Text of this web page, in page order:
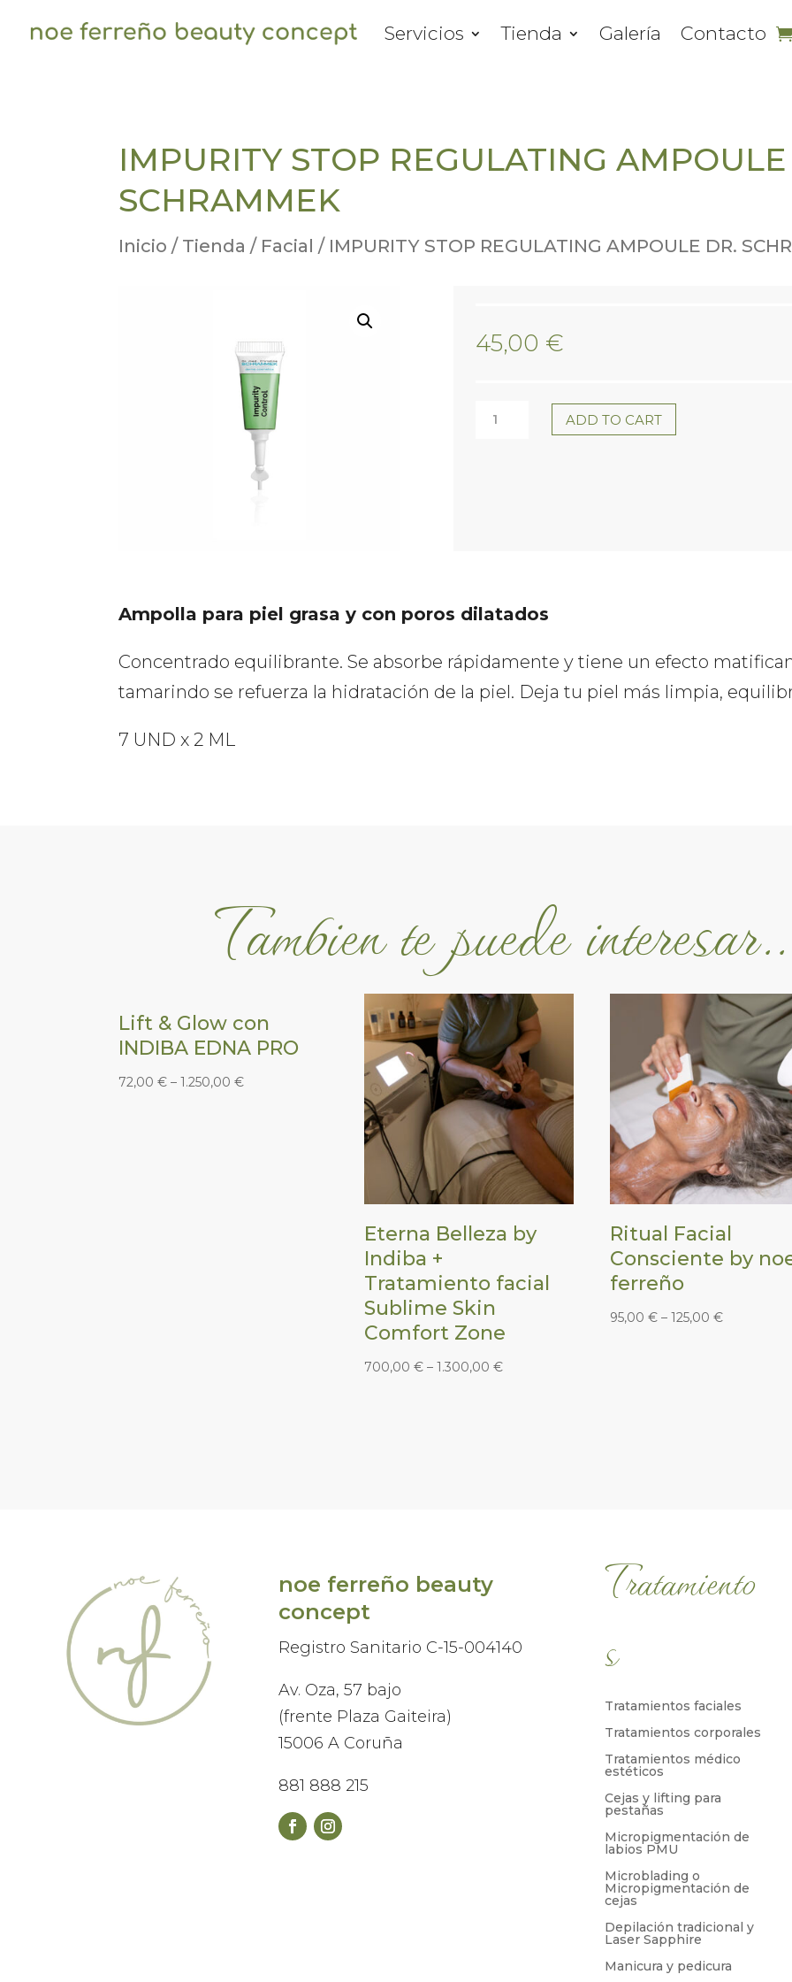
Servicios Tienda Galería Contacto
IMPURITY STOP REGULATING
SCHRAMMEK
Inicio / Tienda / Facial / IMPURITY STOP REGULATING AMPOULE DR.
45,00 €
IMPURITY
quantity
ADD TO CART
Ampolla para piel grasa y con poros dilatados
Concentrado equilibrante. Se absorbe rápidamente y tiene un efecto
tamarindo se refuerza la hidratación de la piel. Deja tu piel más limpia,
7 UND x 2 ML
Tambien te puede
Lift & Glow con
INDIBA EDNA PRO
72,00€ –1.250,00€
Eterna Belleza by
Indiba +
Tratamiento facial
Sublime Skin
Comfort Zone
700,00€ –1.300,00€
Ritual Facial
Consciente by
ferreño
95,00€ –125,00€
noe ferreño beauty
concept
Registro Sanitario C-15-004140
Av. Oza, 57 bajo
(frente Plaza Gaiteira)
15006 A Coruña
881 888 215
Tratamiento
s
Tratamientos faciales
Tratamientos corporales
Tratamientos médico
estéticos
Cejas y lifting para
pestañas
Micropigmentación de
labios PMU
Microblading o
Micropigmentación de
cejas
Depilación tradicional y
Laser Sapphire
Manicura y pedicura